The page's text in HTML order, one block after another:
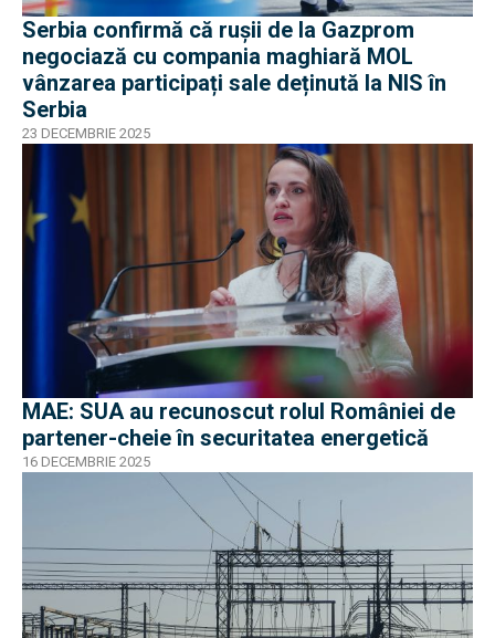
Serbia confirmă că rușii de la Gazprom
negociază cu compania maghiară MOL
vânzarea participați sale deținută la NIS în
Serbia
23 DECEMBRIE 2025
MAE: SUA au recunoscut rolul României de
partener-cheie în securitatea energetică
16 DECEMBRIE 2025